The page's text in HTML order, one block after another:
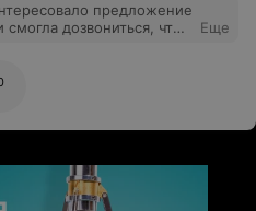
предложение
дозвониться, что
что потратила
отвечают с трудом и не
ехать в этот
Еще